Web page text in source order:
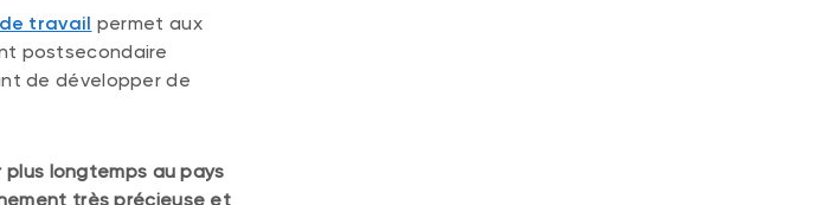
travail permet aux
postsecondaire
de développer de
plus longtemps au pays
très précieuse et